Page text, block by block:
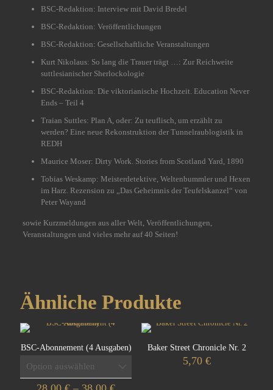
BSC-Redaktion: Interview mit David Bredel
BSC-Redaktion: Veröffentlichungen
BSC-Redaktion: Gesellschaftliche Veranstaltungen
Kurt Nikolaus: So lang die Trauer trägt …: Zur Reichweite
suttlesianischer Sherlockologie
BSC-Redaktion: Die viktorianische Hochzeit. Education Never
Ends – Teil 4
Traian Suttles: Plan A, oder: Zu teuflisch, um erzählt zu
werden? Eine neue Rekonstruktion der Tunnelraublogistik in
REDH
Maurice Moser: Dirty Work. Stories from Scotland Yard, 1890
Tobias Weskamp: Meisterdetektive, Weltenbummler und Hexen
im Harz. Rezension zu „Das Geheimnis der Teufelskanzel“ von
Peter Wayand
sowie Kurzmeldungen aus aller Welt, Veröffentlichungen,
Veranstaltungen und vieles mehr auf 40 Seiten!
Ähnliche Produkte
BSC-Abonnement (4 Ausgaben)
Preisspanne:
Baker Street Chronicle Nr. 2
5,70€